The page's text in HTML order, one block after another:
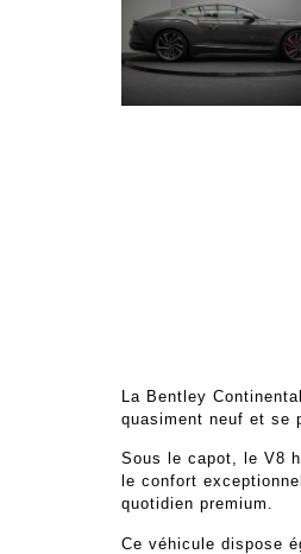
La Bentley
quasiment neuf et se
Sous le capot, le V8
le confort
quotidien premium.
Ce véhicule dispose